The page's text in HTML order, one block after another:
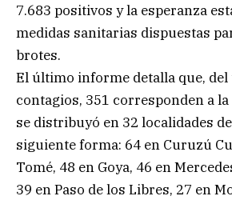
7.683 positivos y la esperanza
medidas sanitarias dispuestas
brotes.
El último informe detalla que, del
contagios, 351 corresponden a
se distribuyó en 32 localidades
siguiente forma: 64 en Curuzú
Tomé, 48 en Goya, 46 en
39 en Paso de los Libres, 27 en